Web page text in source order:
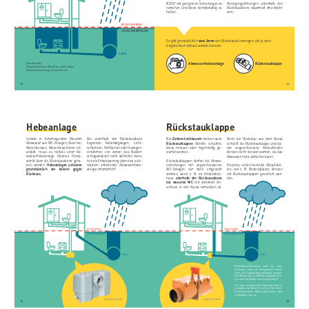
den Schutz seines Gebäudes gegen
Rückstau selbst verantwortlich!
RÜCKSTAUEBENE
STRASSENOBERKANTE
Darstellung:
Wasserstand bei Rückstau, wenn keine
Rückstausicherung vorhanden ist
B2501 mit geeigneten Sicherungen zu
versehen und diese betriebsfähig zu
halten.
Reinigungsöffnungen
unterhalb
der
Rückstauebene dauerhaft druckdicht
sein.
KANAL
Es gibt grundsätzlich zwei Arten von Rückstausicherungen, die je nach
Gegebenheit verbaut werden können:
Abwasserhebeanlage Rückstauklappe
12 13
RÜCKSTAUEBENE
STRASSENOBERKANTE
KANAL
Hebeanlage
Sobald in tieferliegenden
Räumen
Abwasser aus WC-Anlagen, Duschen,
Waschbecken, Waschmaschinen etc.
anfällt,
muss es mittels einer
Ab-
wasserhebeanlage
(kleines
Pump-
werk) über die Rückstauebene geho-
ben werden.
Hebeanlagen schützen
grundsätzlich
am
besten gegen
Rückstau.
RÜCKSTAUEBENE
STRASSENOBERKANTE
Rückstauklappe
Bei Einfamilienhäusern können auch
Rückstauklappen
Abhilfe
schaffen,
diese müssen aber regelmäßig ge-
wartet werden.
Rückstauklappen dürfen bei Abwas-
serleitungen
mit
angeschlossenen
WC-Anlagen
nur dann
eingesetzt
werden, wenn z. B. im Einfamilien-
haus
oberhalb der
Rückstauebene
ein weiteres WC mit direktem An-
schluss in den Kanal vorhanden ist.
Bei unterhalb der
Rückstauebene
liegenden
Kellerabgängen, Licht-
schächten, Hofflächen oder Garagen-
einfahrten,
von denen das Nieder
-
schlagswasser nicht abfließen kann,
ist eine Entwässerung über eine auto-
matisch
arbeitende
Abwasserhebe-
anlage erforderlich!
Denn bei Rückstau aus dem Kanal
schließt die Rückstauklappe und da-
ran
angeschlossene
Ablaufstellen
können nicht benutzt werden, da das
Abwasser nicht abfließen kann!
Einzelne, selten benützte Ablaufstel-
len, wie z. B. Bodenabläufe, können
mit Rückstauklappen gesichert wer-
den.
Symbolfoto Pipelife
Symbolfoto Grundfos
KANAL
Rückstausicherungen sind nur
dann
wirksam, wenn sie fachgerecht instal-
liert und regelmäßig gewartet werden.
Die Wartungs- und Bedienungsanleitun-
gen der Hersteller sind zu beachten!
Für eine fachgerechte Planung und In-
stallation wenden Sie sich an Ihre Zivil-
techniker:innen, Baumeister:innen oder
Installateur:innen.
14
15